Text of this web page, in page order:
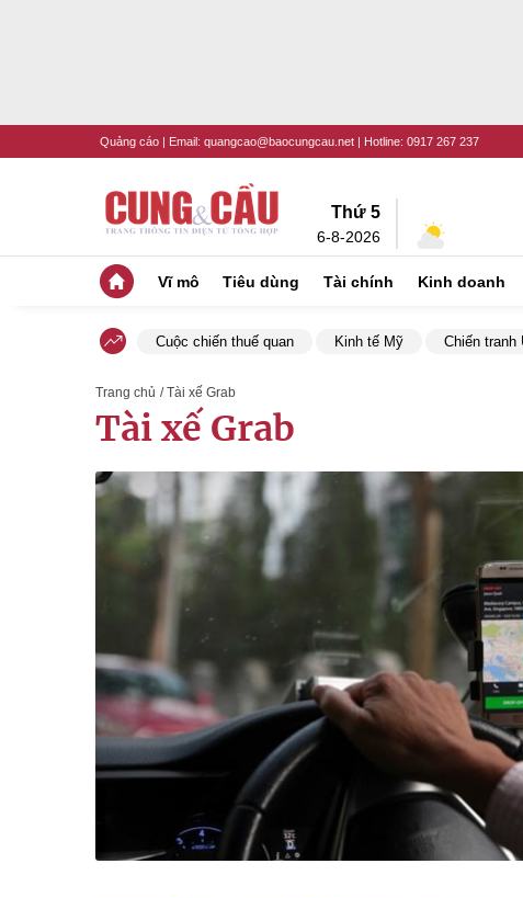
Quảng cáo | Email: quangcao@baocungcau.net | Hotline: 0917 267 237
Thứ 5
6-8-2026
Vĩ mô Tiêu dùng Tài chính Kinh doanh
Cuộc chiến thuế quan Kinh tế Mỹ Chiến tranh
Trang chủ / Tài xế Grab
Tài xế Grab